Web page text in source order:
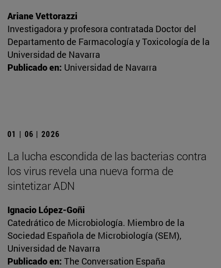
Ariane Vettorazzi
Investigadora y profesora contratada Doctor del
Departamento de Farmacología y Toxicología de la
Universidad de Navarra
Publicado en: Universidad de Navarra
01 | 06 | 2026
La lucha escondida de las bacterias contra
los virus revela una nueva forma de
sintetizar ADN
Ignacio López-Goñi
Catedrático de Microbiología. Miembro de la
Sociedad Española de Microbiología (SEM),
Universidad de Navarra
Publicado en: The Conversation España